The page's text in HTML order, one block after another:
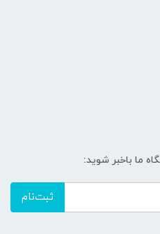
ما باخبر شوید:
ثبت‌نام